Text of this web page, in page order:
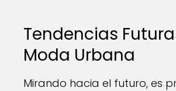
Tendencias
Moda Urbana
Mirando hacia el futuro, es